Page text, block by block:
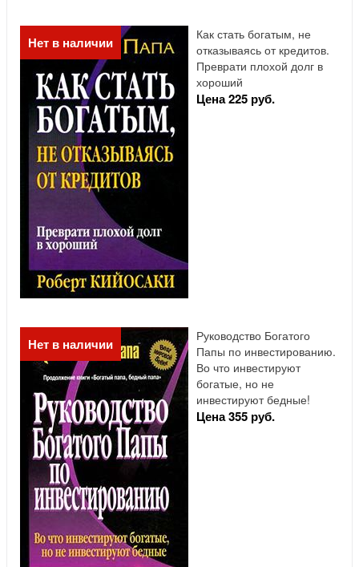
Нет в наличии
Как стать богатым, не
отказываясь от кредитов.
Преврати плохой долг в
хороший
Цена 225 руб.
Нет в наличии
Руководство Богатого
Папы по инвестированию.
Во что инвестируют
богатые, но не
инвестируют бедные!
Цена 355 руб.